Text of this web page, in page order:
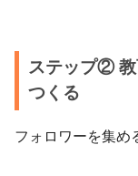
ステップ② 教
つくる
フォロワーを集め